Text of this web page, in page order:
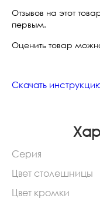
Отзывов на этот
первым.
Оценить товар
Скачать
Серия
Цвет столешницы
Цвет кромки